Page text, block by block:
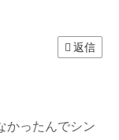
返信
かったんでシン